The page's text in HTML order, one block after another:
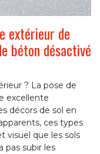
extérieur de
béton désactivé
? La pose de
excellente
décors de sol en
ces types
visuel que les sols
pas subir les